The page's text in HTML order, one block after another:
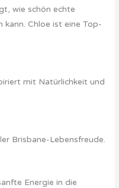
wie schön echte
kann. Chloe ist eine Top-
mit Natürlichkeit und
Brisbane-Lebensfreude.
Energie in die